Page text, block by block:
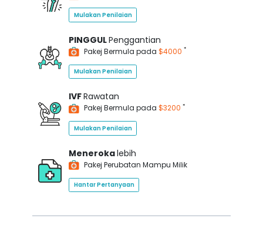
Mulakan Penilaian
PINGGULPenggantian
Pakej Bermula pada $4000 *
Mulakan Penilaian
IVFRawatan
Pakej Bermula pada $3200 *
Mulakan Penilaian
Menerokalebih
Pakej Perubatan Mampu Milik
Hantar Pertanyaan